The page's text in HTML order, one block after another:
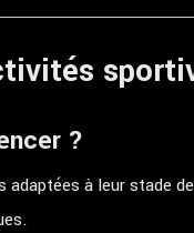
?
adaptées à leur